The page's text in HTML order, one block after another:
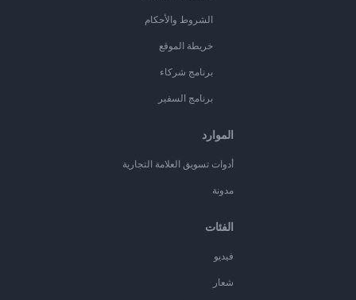
الشروط والأحكام
خريطة الموقع
برنامج شركاء
برنامج السفير
الموارد
أدوات تسويق العلامة التجارية
مدونة
الفئات
فيديو
شعار